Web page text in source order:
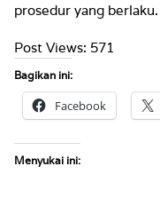
prosedur yang berlaku.
Post Views: 571
Bagikan ini:
Facebook
Menyukai ini: